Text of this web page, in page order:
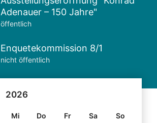
Adenauer – 150 Jahre"
öffentlich
Enquetekommission 8/1
nicht öffentlich
2026
Mi Do Fr Sa
So